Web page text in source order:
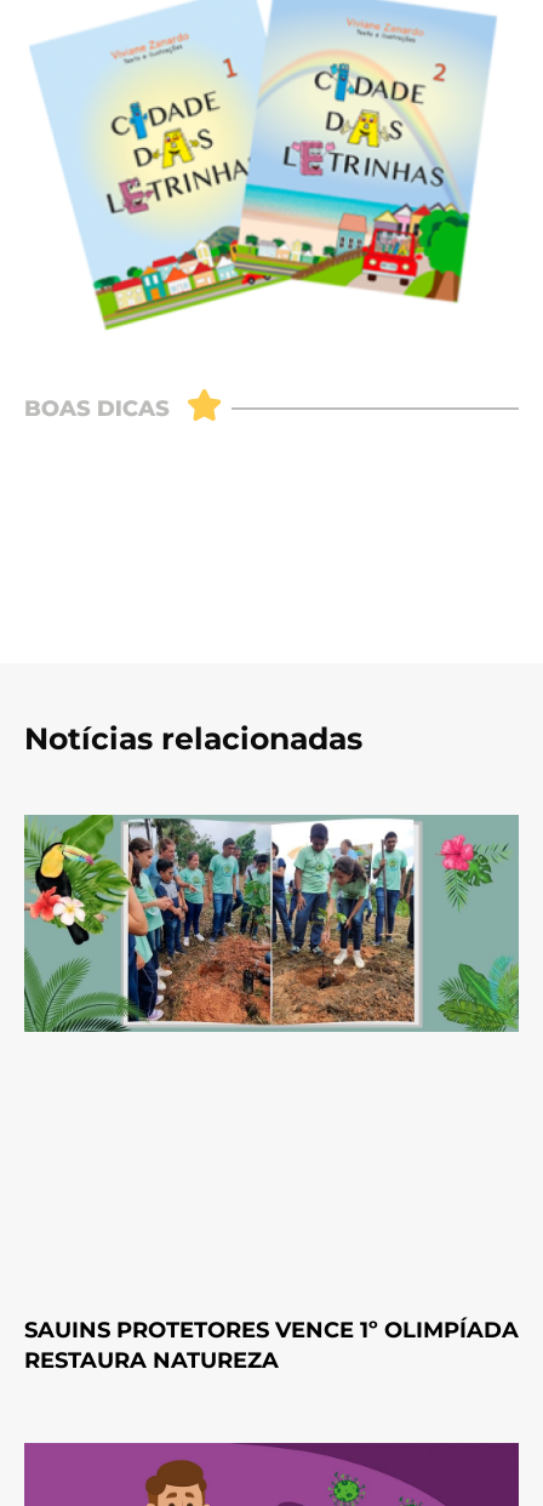
Notícias relacionadas
SAUINS PROTETORES VENCE 1º OLIMPÍADA
RESTAURA NATUREZA